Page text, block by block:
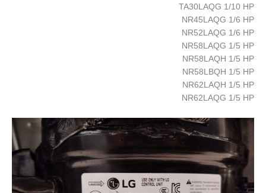
TA30LAQG 1/10 HP
NR45LAQG 1/6 HP
NR52LAQG 1/6 HP
NR58LAQG 1/5 HP
NR58LAQH 1/5 HP
NR58LBQH 1/5 HP
NR62LAQH 1/5 HP
NR62LAQG 1/5 HP